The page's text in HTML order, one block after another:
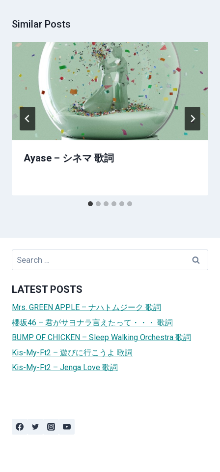
Similar Posts
Ayase – シネマ 歌詞
Search
LATEST POSTS
Mrs. GREEN APPLE – ナハトムジーク 歌詞
櫻坂46 – 君がサヨナラ言えたって・・・ 歌詞
BUMP OF CHICKEN – Sleep Walking Orchestra 歌詞
Kis-My-Ft2 – 遊びに行こうよ 歌詞
Kis-My-Ft2 – Jenga Love 歌詞